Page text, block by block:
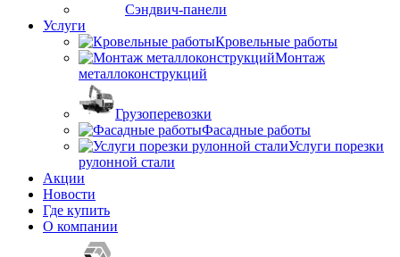
Сэндвич-панели
Услуги
Кровельные работы
Монтаж
металлоконструкций
Грузоперевозки
Фасадные работы
Услуги порезки
рулонной стали
Акции
Новости
Где купить
О компании